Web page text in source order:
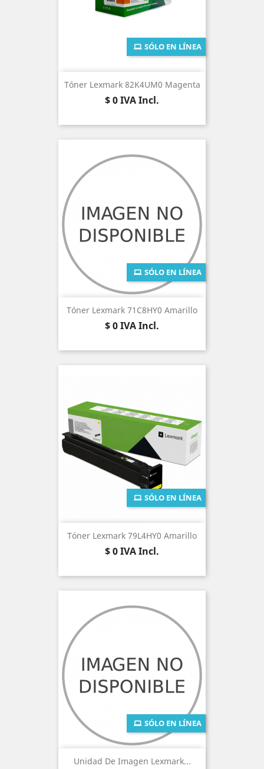
Tóner Lexmark 82K4UM0 Magenta
Precio
$ 0IVA Incl.
SÓLO EN LÍNEA
Tóner Lexmark 71C8HY0 Amarillo
Precio
$ 0IVA Incl.
SÓLO EN LÍNEA
Tóner Lexmark 79L4HY0 Amarillo
Precio
$ 0IVA Incl.
SÓLO EN LÍNEA
Unidad De Imagen Lexmark...
SÓLO EN LÍNEA